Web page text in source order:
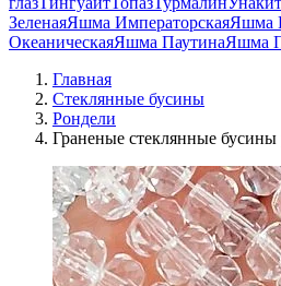
ЗеленаяЯшма ИмператорскаяЯшма
ОкеаническаяЯшма ПаутинаЯшма
Главная
Стеклянные бусины
Рондели
Граненые стеклянные